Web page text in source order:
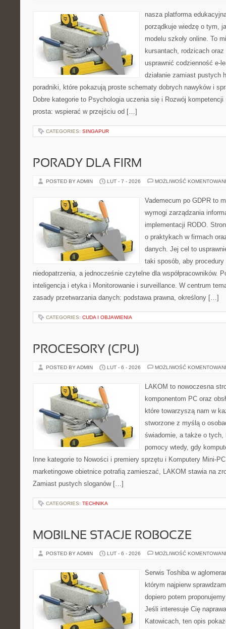
nasza platforma
porządkuje wiedzę o tym,
modelu szkoły online. To
kursantach, rodzicach
usprawnić codzienność e-
działanie zamiast pustych
poradniki, które pokazują proste schematy dobrych nawyków i
Dobre kategorie to Psychologia uczenia się i Rozwój
prosta: wspierać w przejściu od […]
CATEGORIES: SINGAPUR
PORADY DLA FIRM
POSTED BY ADMIN LUT - 7 - 2026 MOŻLIWOŚĆ
Vademecum po GDPR to
wymogi zarządzania
implementacji RODO.
o praktykach w firmach
danych. Jej cel to
taki sposób, aby procedury
niedopatrzenia, a jednocześnie czytelne dla współpracowników.
inteligencja i etyka i Monitorowanie i surveillance. W centrum
zasady przetwarzania danych: podstawa prawna, określony […]
CATEGORIES: CUDA I OBJAWIENIA
PROCESORY (CPU)
POSTED BY ADMIN LUT - 6 - 2026 MOŻLIWOŚĆ
LAKOM to nowoczesna
komponentom PC oraz
które towarzyszą nam w
stworzone z myślą o
świadomie, a także o tych,
pomocy wtedy, gdy
Inne kategorie to Nowości i premiery sprzętu i Komputery Mini-
marketingowe obietnice potrafią zamieszać, LAKOM stawia na
Zamiast pustych sloganów […]
CATEGORIES: TECHNIKA
MOBILNE STACJE ROBOCZE
POSTED BY ADMIN LUT - 6 - 2026 MOŻLIWOŚĆ
Serwis Toshiba w
którym najpierw
dopiero potem
Jeśli interesuje Cię
Katowicach, ten opis